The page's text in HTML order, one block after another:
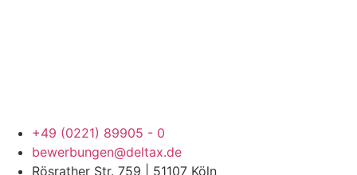
+49 (0221) 89905 - 0
bewerbungen@deltax.de
Rösrather Str. 759 | 51107 Köln